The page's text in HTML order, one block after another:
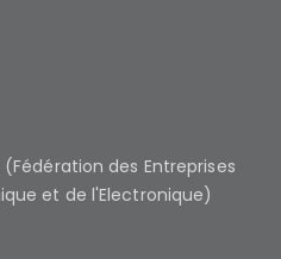
des Entreprises
et de l'Electronique)